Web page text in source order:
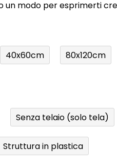
un modo per esprimerti
40x60cm 80x120cm
Senza telaio (solo tela)
Struttura in plastica